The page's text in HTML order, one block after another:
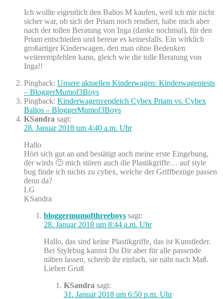
Ich wollte eigentlich den Balios M kaufen, weil ich mir nicht
sicher war, ob sich der Priam noch rendiert, habe mich aber
nach der tollen Beratung von Inga (danke nochmal), für den
Priam entschieden und bereue es keinesfalls. Ein wirklich
großartiger Kinderwagen, den man ohne Bedenken
weiterempfehlen kann, gleich wie die tolle Beratung von
Inga!!
Pingback: Unsere aktuellen Kinderwagen: Kinderwagentests
– BloggerMumof3Boys
Pingback: Kinderwagenvergleich Cybex Priam vs. Cybex
Balios – BloggerMumof3Boys
KSandra sagt:
28. Januar 2018 um 4:40 a.m. Uhr
Hallo
Hört sich gut an und bestätigt auch meine erste Eingebung,
der wirds 🙂 mich stören auch die Plastikgriffe… auf style
bug finde ich nichts zu cybex, welche der Griffbezüge passen
denn da?
LG
KSandra
bloggermumofthreeboys sagt:
28. Januar 2018 um 8:44 a.m. Uhr
Hallo, das sind keine Plastikgriffe, das ist Kunstleder.
Bei Stylebug kannst Du Dir aber für alle passende
nähen lassen, schreib ihr einfach, sie näht nach Maß.
Lieben Gruß
KSandra sagt:
31. Januar 2018 um 6:50 p.m. Uhr